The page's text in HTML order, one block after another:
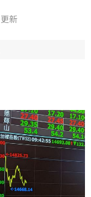
更新